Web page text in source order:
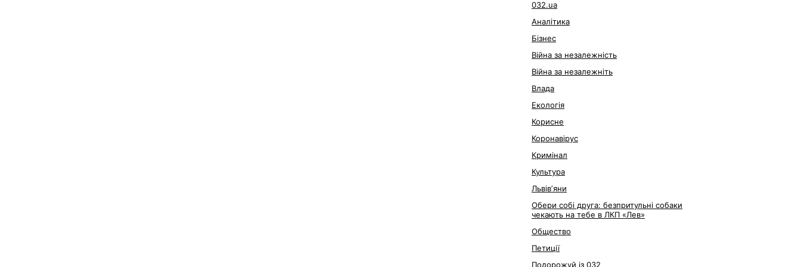
032.ua
Аналітика
Бізнес
Війна за незалежність
Війна за незалежніть
Влада
Екологія
Корисне
Коронавірус
Кримінал
Культура
Львівʼяни
Обери собі друга: безпритульні собаки
чекають на тебе в ЛКП «Лев»
Общество
Петиції
Подорожуй із 032